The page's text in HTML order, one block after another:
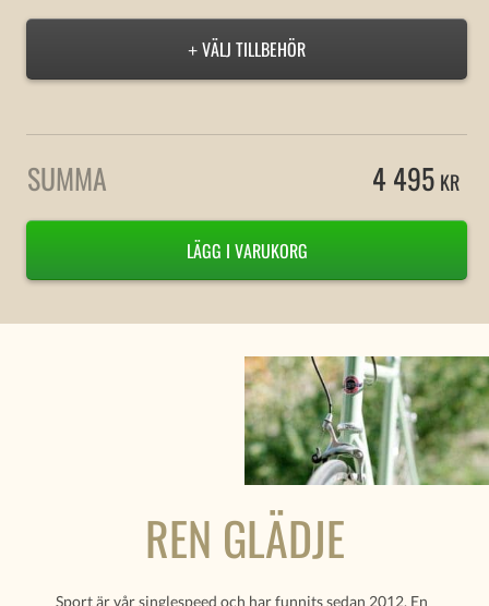
+ VÄLJ TILLBEHÖR
SUMMA 4 495 KR
LÄGG I VARUKORG
REN GLÄDJE
Sport är vår singlespeed och har funnits sedan 2012. En